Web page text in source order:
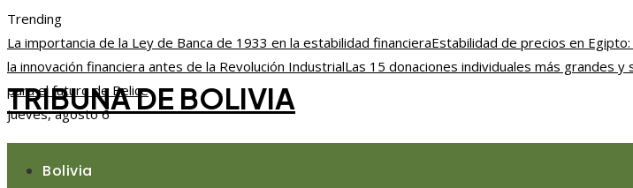
Trending
La importancia de la Ley de Banca de 1933 en la estabilidad financieraEstabilidad de precios en
la innovación financiera antes de la Revolución IndustrialLas 15 donaciones individuales más grandes
para el futuro de Belice
jueves, agosto 6
TRIBUNA DE BOLIVIA
Bolivia